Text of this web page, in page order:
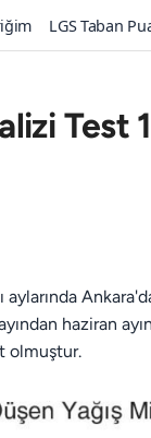
LGS Taban
Test 1
aylarında
haziran
olmuştur.